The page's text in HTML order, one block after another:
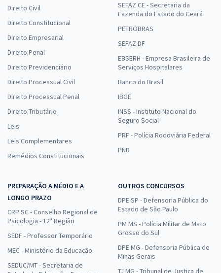
Direito Civil
Direito Constitucional
Direito Empresarial
Direito Penal
Direito Previdenciário
Direito Processual Civil
Direito Processual Penal
Direito Tributário
Leis
Leis Complementares
Remédios Constitucionais
SEFAZ CE - Secretaria da
Fazenda do Estado do Ceará
PETROBRAS
SEFAZ DF
EBSERH - Empresa Brasileira de
Serviços Hospitalares
Banco do Brasil
IBGE
INSS - Instituto Nacional do
Seguro Social
PRF - Polícia Rodoviária Federal
PND
PREPARAÇÃO A MÉDIO E A
LONGO PRAZO
CRP SC - Conselho Regional de
Psicologia - 12ª Região
SEDF - Professor Temporário
MEC - Ministério da Educação
SEDUC/MT - Secretaria de
OUTROS CONCURSOS
DPE SP - Defensoria Pública do
Estado de São Paulo
PM MS - Polícia Militar de Mato
Grosso do Sul
DPE MG - Defensoria Pública de
Minas Gerais
TJ MG - Tribunal de Justiça de